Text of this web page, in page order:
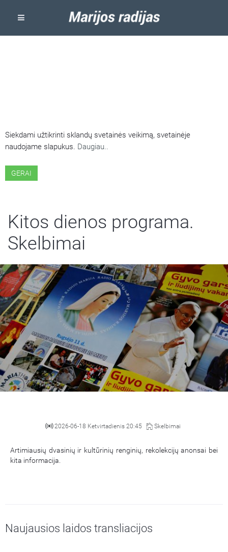
Siekdami užtikrinti sklandų svetainės veikimą, svetainėje
naudojame slapukus. Daugiau..
GERAI
Kitos dienos programa.
Skelbimai
2026-06-18 Ketvirtadienis 20:45 Skelbimai
Artimiausių dvasinių ir kultūrinių renginių, rekolekcijų anonsai bei
kita informacija.
Naujausios laidos transliacijos